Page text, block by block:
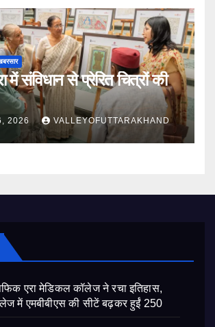
में संविधान से प्रेरित चित्रों की
2026 VALLEYOFUTTARAKHAND
एरा मेडिकल कॉलेज ने रचा इतिहास,
में एमबीबीएस की सीटें बढ़कर हुईं 250